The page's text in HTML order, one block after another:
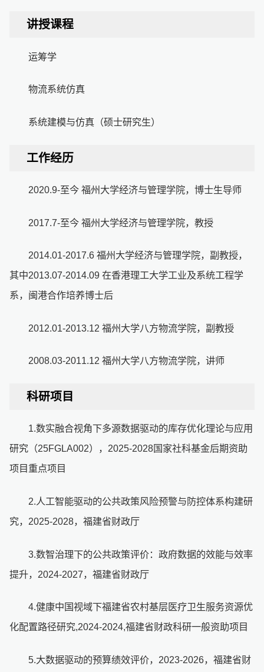
讲授课程
运筹学
物流系统仿真
系统建模与仿真（硕士研究生）
工作经历
2020.9-至今 福州大学经济与管理学院，博士生导师
2017.7-至今 福州大学经济与管理学院，教授
2014.01-2017.6 福州大学经济与管理学院，副教授，
其中2013.07-2014.09 在香港理工大学工业及系统工程学
系，闽港合作培养博士后
2012.01-2013.12 福州大学八方物流学院，副教授
2008.03-2011.12 福州大学八方物流学院，讲师
科研项目
1.数实融合视角下多源数据驱动的库存优化理论与应用
研究（25FGLA002），2025-2028国家社科基金后期资助
项目重点项目
2.人工智能驱动的公共政策风险预警与防控体系构建研
究，2025-2028，福建省财政厅
3.数智治理下的公共政策评价：政府数据的效能与效率
提升，2024-2027，福建省财政厅
4.健康中国视域下福建省农村基层医疗卫生服务资源优
化配置路径研究,2024-2024,福建省财政科研一般资助项目
5.大数据驱动的预算绩效评价，2023-2026，福建省财